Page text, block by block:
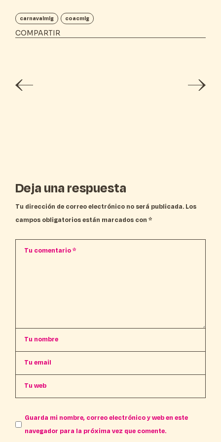
carnavalmlg coacmlg
COMPARTIR
Deja una respuesta
Tu dirección de correo electrónico no será publicada. Los
campos obligatorios están marcados con*
Guarda mi nombre, correo electrónico y web en este
navegador para la próxima vez que comente.